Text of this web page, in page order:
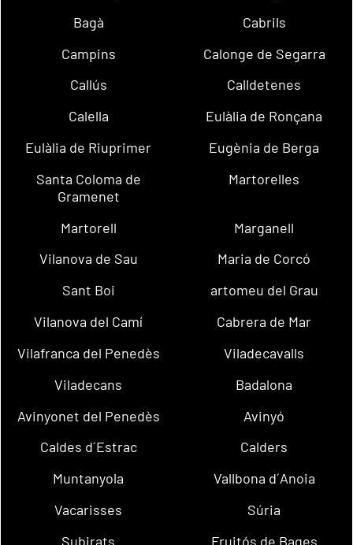
Bagà
Cabrils
Campins
Calonge de Segarra
Callús
Calldetenes
Calella
Eulàlia de Ronçana
Eulàlia de Riuprimer
Eugènia de Berga
Santa Coloma de
Gramenet
Martorelles
Martorell
Marganell
Vilanova de Sau
Maria de Corcó
Sant Boi
artomeu del Grau
Vilanova del Camí
Cabrera de Mar
Vilafranca del Penedès
Viladecavalls
Viladecans
Badalona
Avinyonet del Penedès
Avinyó
Caldes d´Estrac
Calders
Muntanyola
Vallbona d´Anoia
Vacarisses
Súria
Subirats
Fruitós de Bages